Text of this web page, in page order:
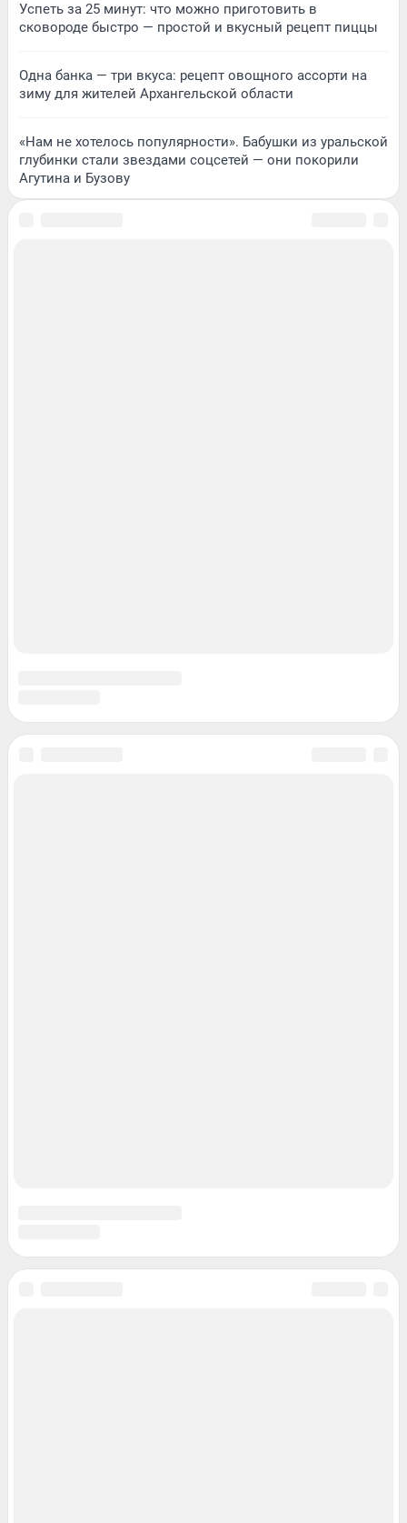
Успеть за 25 минут: что можно приготовить в
сковороде быстро — простой и вкусный рецепт пиццы
Одна банка — три вкуса: рецепт овощного ассорти на
зиму для жителей Архангельской области
«Нам не хотелось популярности». Бабушки из уральской
глубинки стали звездами соцсетей — они покорили
Агутина и Бузову